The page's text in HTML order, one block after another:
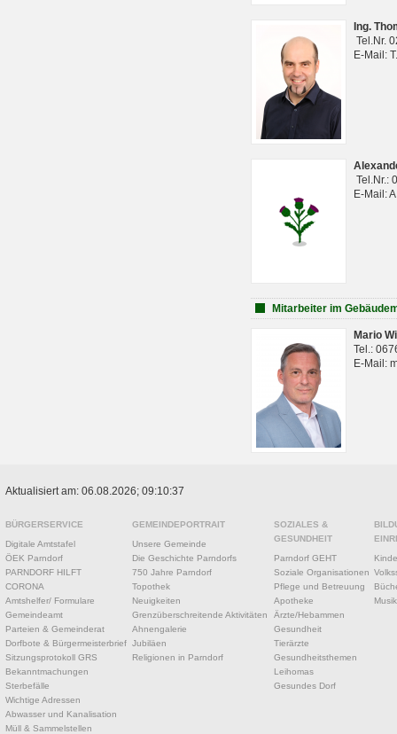
Ing.
Tel.Nr.
E-Mail:
Tel.Nr.:
E-Mail:
Mitarbeiter im
Mario
Tel.:
E-Mail:
Aktualisiert am: 06.08.2026; 09:10:37
BÜRGERSERVICE
Digitale Amtstafel
ÖEK Parndorf
PARNDORF HILFT
CORONA
Amtshelfer/ Formulare
Gemeindeamt
Parteien & Gemeinderat
Dorfbote & Bürgermeisterbrief
Sitzungsprotokoll GRS
Bekanntmachungen
Sterbefälle
Wichtige Adressen
Abwasser und Kanalisation
Müll & Sammelstellen
GEMEINDEPORTRAIT
Unsere Gemeinde
Die Geschichte Parndorfs
750 Jahre Parndorf
Topothek
Neuigkeiten
Grenzüberschreitende Aktivitäten
Ahnengalerie
Jubiläen
Religionen in Parndorf
SOZIALES &
GESUNDHEIT
Parndorf GEHT
Soziale Organisationen
Pflege und Betreuung
Apotheke
Ärzte/Hebammen
Gesundheit
Tierärzte
Gesundheitsthemen
Leihomas
Gesundes Dorf